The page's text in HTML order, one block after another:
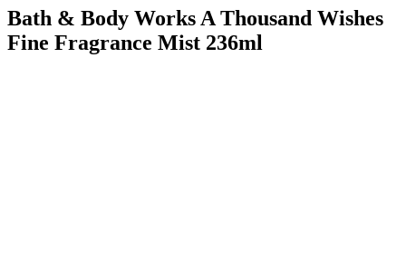
Bath & Body Works A Thousand Wishes
Fine Fragrance Mist 236ml